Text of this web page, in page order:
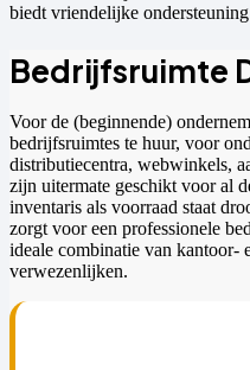
biedt vriendelijke
Bedrijfsruimte
Voor de (beginnende)
bedrijfsruimtes te huur, voor
distributiecentra, webwinkels,
zijn uitermate geschikt voor al
inventaris als voorraad staat
zorgt voor een professionele
ideale combinatie van kantoor-
verwezenlijken.